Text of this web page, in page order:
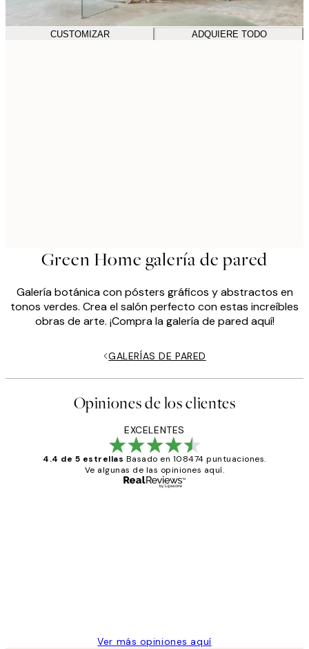
CUSTOMIZAR ADQUIERE TODO
Green Home galería de pared
Galería botánica con pósters gráficos y abstractos en
tonos verdes. Crea el salón perfecto con estas increíbles
obras de arte. ¡Compra la galería de pared aquí!
GALERÍAS DE PARED
Opiniones de los clientes
EXCELENTES
4.4 de 5 estrellas Basado en 108474 puntuaciones.
Ve algunas de las opiniones aquí.
Ver más opiniones aquí